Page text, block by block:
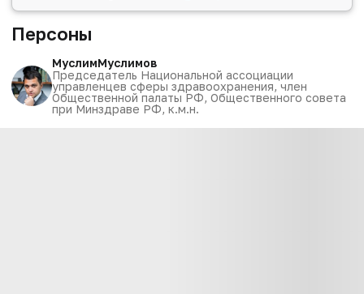
Персоны
МуслимМуслимов
Председатель Национальной ассоциации
управленцев сферы здравоохранения, член
Общественной палаты РФ, Общественного совета
при Минздраве РФ, к.м.н.